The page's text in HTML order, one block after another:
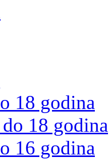
18 godina
18 godina
16 godina